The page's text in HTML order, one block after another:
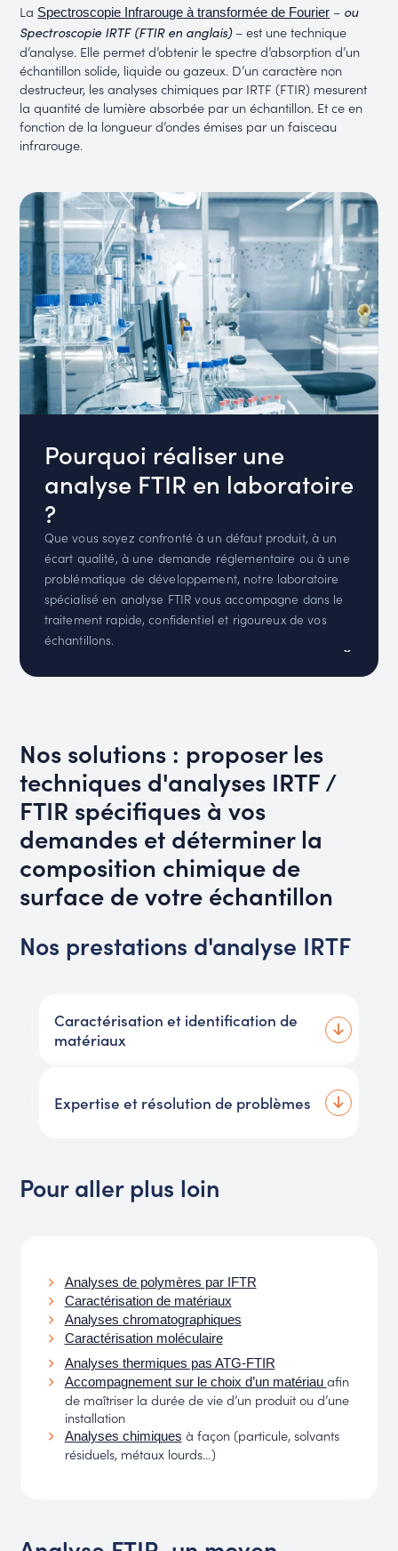
La Spectroscopie Infrarouge à transformée de Fourier – ou
Spectroscopie IRTF (FTIR en anglais)– est une technique
d’analyse. Elle permet d’obtenir le spectre d’absorption d’un
échantillon solide, liquide ou gazeux. D’un caractère non
destructeur, les analyses chimiques par IRTF (FTIR) mesurent
la quantité de lumière absorbée par un échantillon. Et ce en
fonction de la longueur d’ondes émises par un faisceau
infrarouge.
Pourquoi réaliser une
analyse FTIR en laboratoire
?
Que vous soyez confronté à un défaut produit, à un
écart qualité, à une demande réglementaire ou à une
problématique de développement, notre laboratoire
spécialisé en analyse FTIR vous accompagne dans le
traitement rapide, confidentiel et rigoureux de vos
échantillons.
Nos solutions : proposer les
techniques d'analyses IRTF /
FTIR spécifiques à vos
demandes et déterminer la
composition chimique de
surface de votre échantillon
Nos prestations d'analyse IRTF
Caractérisation et identification de
matériaux
Expertise et résolution de problèmes
Pour aller plus loin
Analyses de polymères par IFTR
Caractérisation de matériaux
Analyses chromatographiques
Caractérisation moléculaire
Analyses thermiques pas ATG-FTIR
Accompagnement sur le choix d’un matériau afin
de maîtriser la durée de vie d’un produit ou d’une
installation
Analyses chimiques à façon (particule, solvants
résiduels, métaux lourds…)